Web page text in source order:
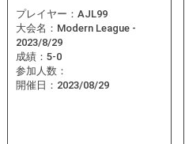
プレイヤー： AJL99
大会名： Modern League -
2023/8/29
成績： 5-0
参加人数：
開催日： 2023/08/29